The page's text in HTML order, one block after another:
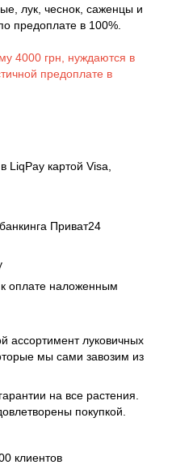
лук, чеснок, саженцы и
предоплате в 100%.
4000 грн, нуждаются в
предоплате в
LiqPay картой Visa,
Приват24
оплате наложенным
ассортимент луковичных
мы сами завозим из
на все растения.
покупкой.
клиентов